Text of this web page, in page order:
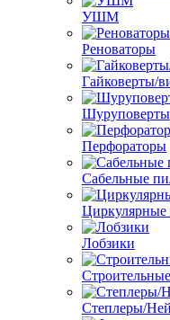
УШМ
Реноваторы
Гайковерты/
Шуруповерты
Перфораторы
Сабельные
Лобзики
Степлеры/